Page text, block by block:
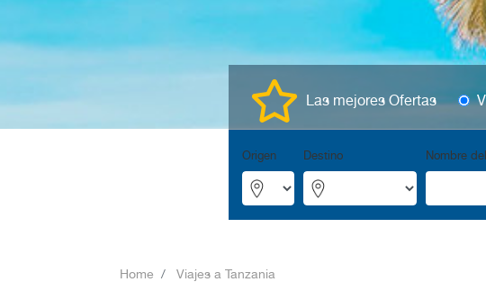
Las mejores Ofertas
Origen Destino Nombre
Home Viajes a Tanzania